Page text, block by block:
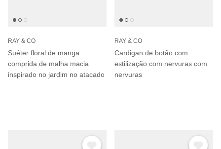
RAY & CO
Suéter floral de manga
comprida de malha macia
inspirado no jardim no atacado
RAY & CO
Cardigan de botão com
estilização com nervuras com
nervuras